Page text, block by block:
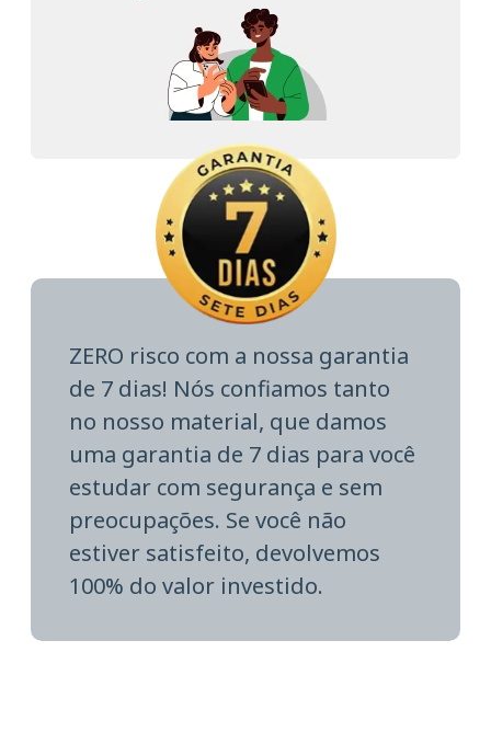
ZERO risco com a nossa garantia
de 7 dias! Nós confiamos tanto
no nosso material, que damos
uma garantia de 7 dias para você
estudar com segurança e sem
preocupações. Se você não
estiver satisfeito, devolvemos
100% do valor investido.